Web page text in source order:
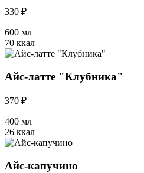
330 ₽
600 мл
70 ккал
Айс-латте "Клубника"
370 ₽
400 мл
26 ккал
Айс-капучино